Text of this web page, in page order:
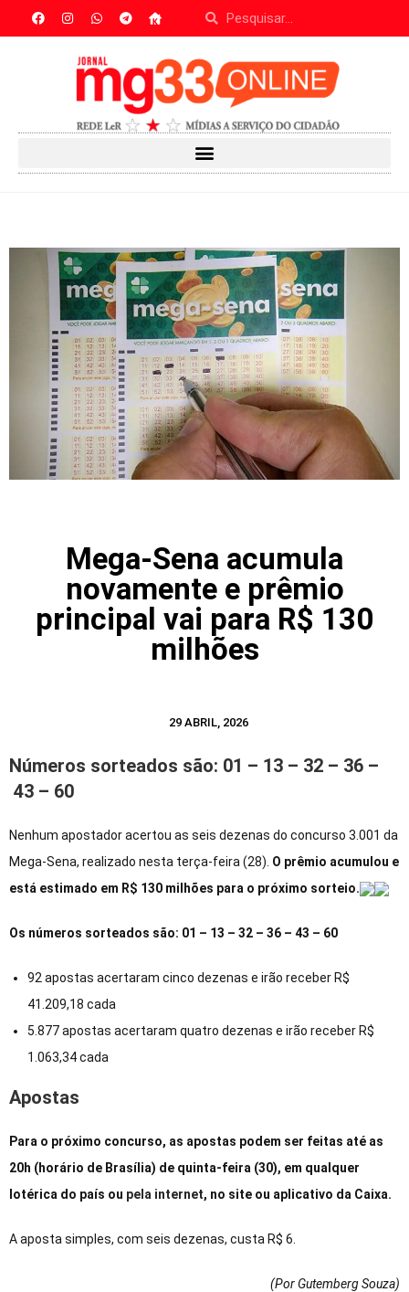
Mega-Sena acumula
novamente e prêmio
principal vai para R$ 130
milhões
29 ABRIL, 2026
Números sorteados são: 01 – 13 – 32 – 36 –
43 – 60
Nenhum apostador acertou as seis dezenas do concurso 3.001 da
Mega-Sena, realizado nesta terça-feira (28). O prêmio acumulou e
está estimado em R$ 130 milhões para o próximo sorteio.
Os números sorteados são: 01 – 13 – 32 – 36 – 43 – 60
92 apostas acertaram cinco dezenas e irão receber R$
41.209,18 cada
5.877 apostas acertaram quatro dezenas e irão receber R$
1.063,34 cada
Apostas
Para o próximo concurso, as apostas podem ser feitas até as
20h (horário de Brasília) de quinta-feira (30), em qualquer
lotérica do país ou pela internet, no site ou aplicativo da Caixa.
A aposta simples, com seis dezenas, custa R$ 6.
(Por Gutemberg Souza)